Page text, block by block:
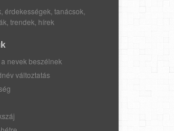
érdekességek, tanácsok,
trendek, hírek
nevek beszélnek
változtatás